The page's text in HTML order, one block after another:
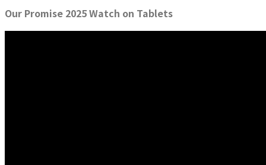
Our Promise 2025 Watch on Tablets